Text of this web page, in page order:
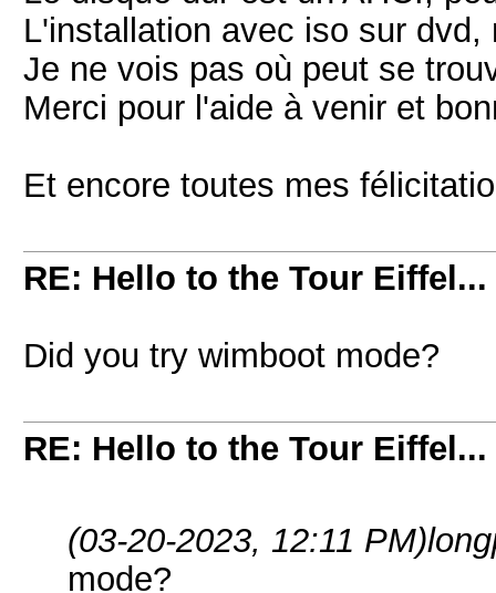
L'installation avec iso sur dvd,
Je ne vois pas où peut se
Merci pour l'aide à venir et
Et encore toutes mes
RE: Hello to the Tour Eiffel...
Did you try wimboot mode?
RE: Hello to the Tour Eiffel...
(03-20-2023, 12:11 PM)
mode?